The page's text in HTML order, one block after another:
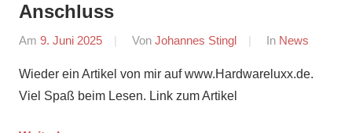
Anschluss
Am 9. Juni 2025 Von Johannes Stingl In News
Wieder ein Artikel von mir auf www.Hardwareluxx.de.
Viel Spaß beim Lesen. Link zum Artikel